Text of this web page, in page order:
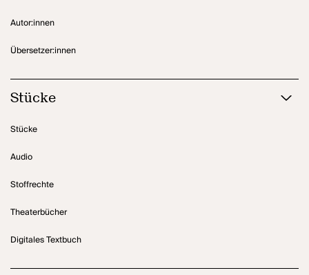
Autor:innen
Übersetzer:innen
Stücke
Stücke
Audio
Stoffrechte
Theaterbücher
Digitales Textbuch